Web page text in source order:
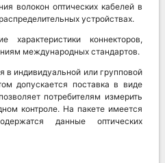
волокон оптических кабелей в
устройствах.
характеристики коннекторов,
международных стандартов.
в индивидуальной или групповой
допускается поставка в виде
потребителям измерить
контроле. На пакете имеется
данные оптических